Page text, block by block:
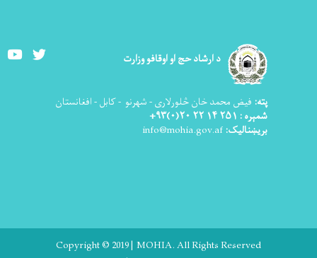
د ارشاد حج او اوقافو وزارت Youtube
پته: فیض محمد خان څلورلاری - شهرنو - کابل - افغانستان
شمېره : ۲۵۱ ۱۴ ۲۲ ۲۰(۰)۹۳+
بریښنالیک:
Copyright © 2019 | MOHIA. All Rights Reserved